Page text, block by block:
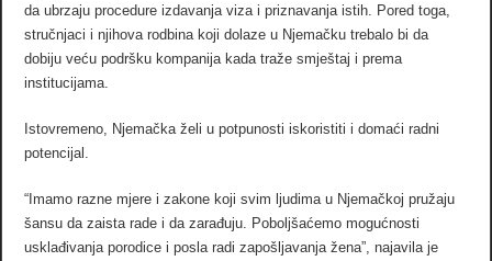
da ubrzaju procedure izdavanja viza i priznavanja istih. Pored toga,
stručnjaci i njihova rodbina koji dolaze u Njemačku trebalo bi da
dobiju veću podršku kompanija kada traže smještaj i prema
institucijama.
Istovremeno, Njemačka želi u potpunosti iskoristiti i domaći radni
potencijal.
“Imamo razne mjere i zakone koji svim ljudima u Njemačkoj pružaju
šansu da zaista rade i da zarađuju. Poboljšaćemo mogućnosti
usklađivanja porodice i posla radi zapošljavanja žena”, najavila je